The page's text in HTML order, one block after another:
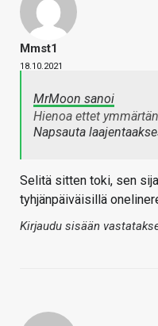
Mmst1
18.10.2021
MrMoon sanoi
Hienoa ettet
Napsauta
Selitä sitten toki, sen
tyhjänpäiväisillä
Kirjaudu sisään